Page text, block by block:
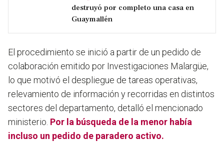
destruyó por completo una casa en
Guaymallén
El procedimiento se inició a partir de un pedido de
colaboración emitido por Investigaciones Malargüe,
lo que motivó el despliegue de tareas operativas,
relevamiento de información y recorridas en distintos
sectores del departamento, detalló el mencionado
ministerio. Por la búsqueda de la menor había
incluso un pedido de paradero activo.